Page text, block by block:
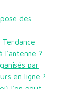
des
l’antenne ?
par
en ligne ?